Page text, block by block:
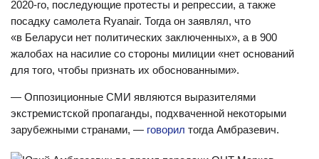
2020-го, последующие протесты и репрессии, а также
посадку самолета Ryanair. Тогда он заявлял, что
«в Беларуси нет политических заключенных», а в 900
жалобах на насилие со стороны милиции «нет оснований
для того, чтобы признать их обоснованными».
— Оппозиционные СМИ являются выразителями
экстремистской пропаганды, подхваченной некоторыми
зарубежными странами, — говорил тогда Амбразевич.